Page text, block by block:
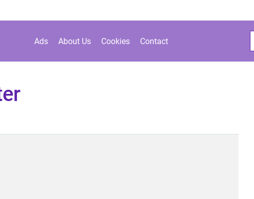
Ads About Us Cookies Contact